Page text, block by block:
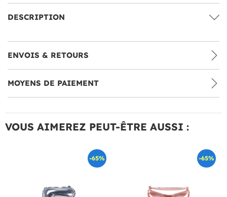
DESCRIPTION
ENVOIS & RETOURS
MOYENS DE PAIEMENT
VOUS AIMEREZ PEUT-ÊTRE AUSSI :
-65% -65%